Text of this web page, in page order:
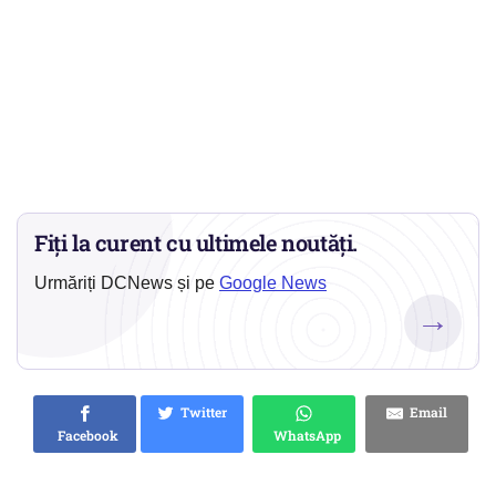
Fiți la curent cu ultimele noutăți.
Urmăriți DCNews și pe Google News
→
Facebook
Twitter
WhatsApp
Email